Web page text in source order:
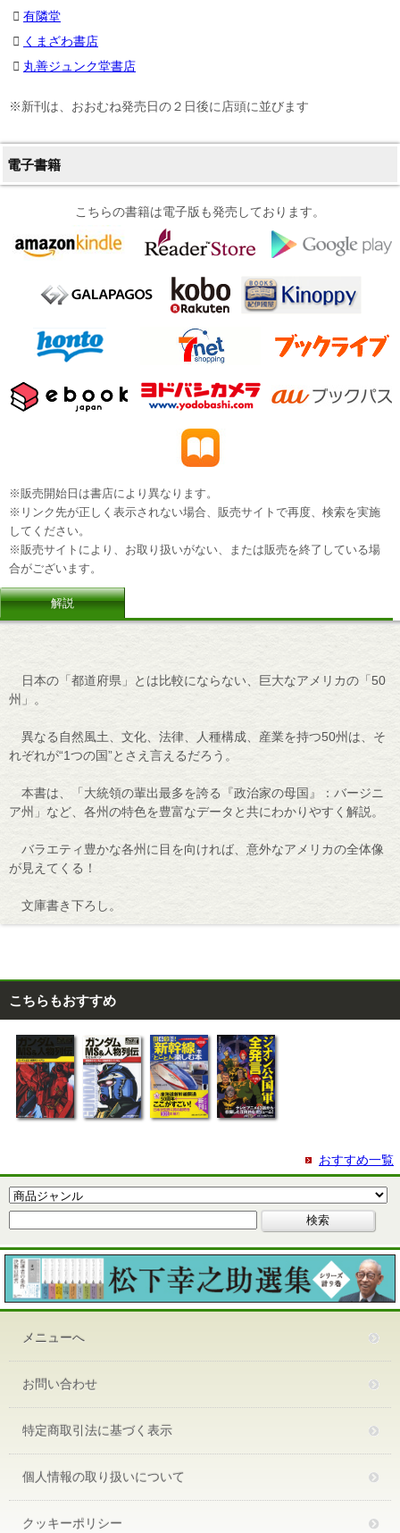
有隣堂
くまざわ書店
丸善ジュンク堂書店
※新刊は、おおむね発売日の２日後に店頭に並びます
電子書籍
こちらの書籍は電子版も発売しております。
※販売開始日は書店により異なります。
※リンク先が正しく表示されない場合、販売サイトで再度、検索を実施
してください。
※販売サイトにより、お取り扱いがない、または販売を終了している場
合がございます。
解説
日本の「都道府県」とは比較にならない、巨大なアメリカの「50
州」。
異なる自然風土、文化、法律、人種構成、産業を持つ50州は、そ
れぞれが“1つの国”とさえ言えるだろう。
本書は、「大統領の輩出最多を誇る『政治家の母国』：バージニ
ア州」など、各州の特色を豊富なデータと共にわかりやすく解説。
バラエティ豊かな各州に目を向ければ、意外なアメリカの全体像
が見えてくる！
文庫書き下ろし。
こちらもおすすめ
おすすめ一覧
メニューへ
お問い合わせ
特定商取引法に基づく表示
個人情報の取り扱いについて
クッキーポリシー